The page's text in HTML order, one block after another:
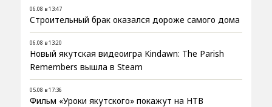
06.08 в 13:47
Строительный брак оказался дороже самого дома
06.08 в 13:20
Новый якутская видеоигра Kindawn: The Parish
Remembers вышла в Steam
05.08 в 17:36
Фильм «Уроки якутского» покажут на НТВ